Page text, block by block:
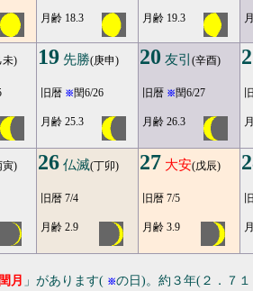
月齢 18.3 月齢 19.3
未) 19 先勝(庚申)
旧暦 ※閏6/26
月齢 25.3
20 友引 (辛酉)
旧暦 ※閏6/27
月齢 26.3
寅) 26 仏滅(丁卯)
旧暦 7/4
月齢 2.9
27 大安(戊辰)
旧暦 7/5
月齢 3.9
閏月 」があります( ※の日)。約３年(２．７